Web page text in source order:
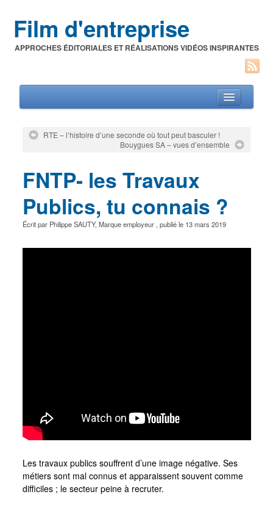
Film d'entreprise
APPROCHES ÉDITORIALES ET RÉALISATIONS VIDÉOS INSPIRANTES
A propos de l’auteur
RTE – l’histoire d’une seconde où tout peut basculer !
Bouygues SA – vues d’ensemble
FNTP- les Travaux
Publics, tu connais ?
Écrit par Philippe SAUTY, Marque employeur, publié le 13 mars 2019
Les travaux publics souffrent d’une image négative. Ses
métiers sont mal connus et apparaissent souvent comme
difficiles ; le secteur peine à recruter.